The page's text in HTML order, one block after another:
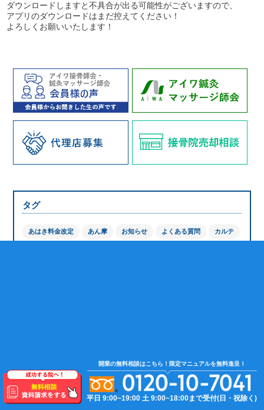
ダウンロードしますと不具合が出る可能性がございますので、
アプリのダウンロードはまだ控えてください！
よろしくお願いいたします！
タグ
あはき料金改定 あん摩 お知らせ よくある質問 カルテ
開業の無料相談はこちら！限定マニュアルを無料進呈！
平日 9:00~19:00 土 9:00~18:00まで受付(日・祝除く)